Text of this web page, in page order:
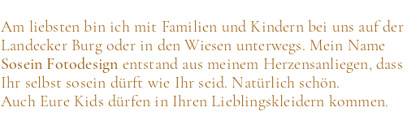
Am liebsten bin ich mit Familien und Kindern bei uns auf der
Landecker Burg oder in den Wiesen unterwegs. Mein Name
Sosein Fotodesign entstand aus meinem Herzensanliegen, dass
Ihr selbst sosein dürft wie Ihr seid. Natürlich schön.
Auch Eure Kids dürfen in Ihren Lieblingskleidern kommen.